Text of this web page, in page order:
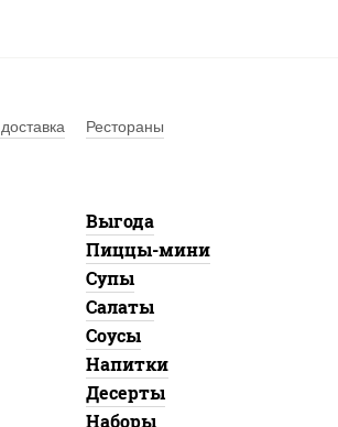
Рестораны
Выгода
Пиццы-мини
Супы
Салаты
Соусы
Напитки
Десерты
Наборы